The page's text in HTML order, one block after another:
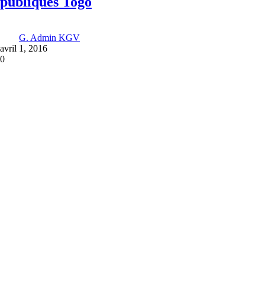
G. Admin KGV
avril 1, 2016
0